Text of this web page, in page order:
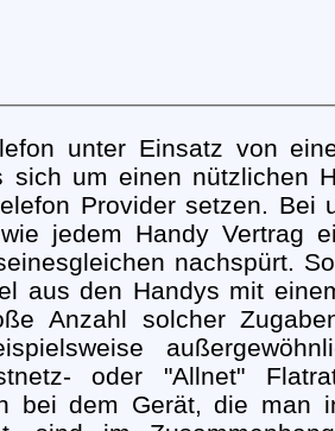
unter Einsatz von
sich um einen nützlichen
Provider setzen. Bei
jedem Handy Vertrag
nachspürt.
aus den Handys mit
Anzahl solcher
oder "Allnet"
bei dem Gerät, die man